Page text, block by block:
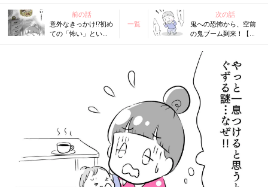
前の話
意外なきっかけ!?初め
ての「怖い」という
一覧
次の話
鬼への恐怖から、空前
の鬼ブーム到来！【夫
ママ芸人日記#49】